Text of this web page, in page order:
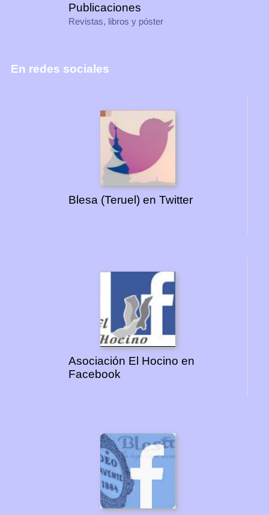
Publicaciones
Revistas, libros y póster
En redes sociales
Blesa (Teruel) en Twitter
Asociación El Hocino en
Facebook